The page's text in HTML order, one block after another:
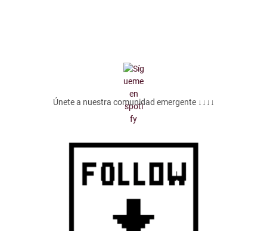
Únete a nuestra comunidad emergente ↓↓↓↓